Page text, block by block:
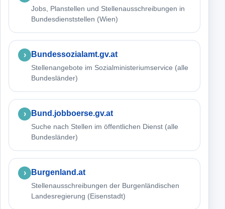
Jobs, Planstellen und Stellenausschreibungen in
Bundesdienststellen (Wien)
Bundessozialamt.gv.at
Stellenangebote im Sozialministeriumservice (alle
Bundesländer)
Bund.jobboerse.gv.at
Suche nach Stellen im öffentlichen Dienst (alle
Bundesländer)
Burgenland.at
Stellenausschreibungen der Burgenländischen
Landesregierung (Eisenstadt)